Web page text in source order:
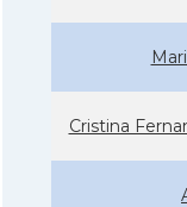
Cristina